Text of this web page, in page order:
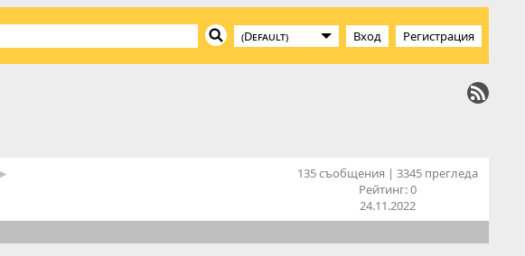
Вход Регистрация
135 съобщения | 3345 прегледа
Рейтинг:0
24.11.2022